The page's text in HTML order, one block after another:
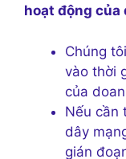
hoạt động của
Chúng
vào thời
của
Nếu cần
dây
gián